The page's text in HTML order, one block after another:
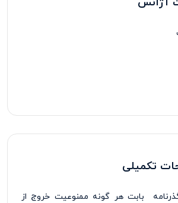
زبان
تکمیلی
بابت هر گونه ممنوعیت خروج از